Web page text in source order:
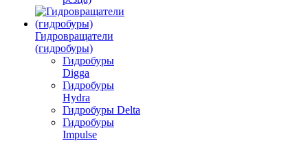
Гидровращатели
(гидробуры)
Гидробуры
Digga
Гидробуры
Hydra
Гидробуры Delta
Гидробуры
Impulse